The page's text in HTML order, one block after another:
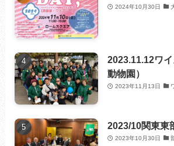
2024年10月30日
2023.11.12ワ
動物園）
2023年11月13日
2023/10関東東
2023年10月30日